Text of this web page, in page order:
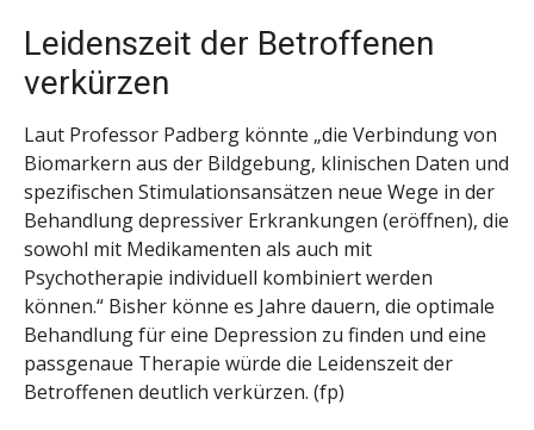
Leidenszeit der Betroffenen
verkürzen
Laut Professor Padberg könnte „die Verbindung von
Biomarkern aus der Bildgebung, klinischen Daten und
spezifischen Stimulationsansätzen neue Wege in der
Behandlung depressiver Erkrankungen (eröffnen), die
sowohl mit Medikamenten als auch mit
Psychotherapie individuell kombiniert werden
können.“ Bisher könne es Jahre dauern, die optimale
Behandlung für eine Depression zu finden und eine
passgenaue Therapie würde die Leidenszeit der
Betroffenen deutlich verkürzen. (fp)